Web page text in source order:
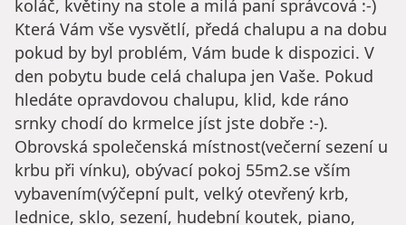
koláč, květiny na stole a milá paní správcová :-)
Která Vám vše vysvětlí, předá chalupu a na dobu
pokud by byl problém, Vám bude k dispozici. V
den pobytu bude celá chalupa jen Vaše. Pokud
hledáte opravdovou chalupu, klid, kde ráno
srnky chodí do krmelce jíst jste dobře :-).
Obrovská společenská místnost(večerní sezení u
krbu při vínku), obývací pokoj 55m2.se vším
vybavením(výčepní pult, velký otevřený krb,
lednice, sklo, sezení, hudební koutek, piano,